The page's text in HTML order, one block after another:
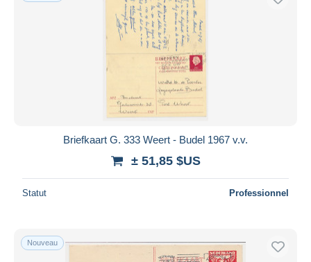
Briefkaart G. 333 Weert - Budel 1967 v.v.
± 51,85 $US
Statut Professionnel
Nouveau